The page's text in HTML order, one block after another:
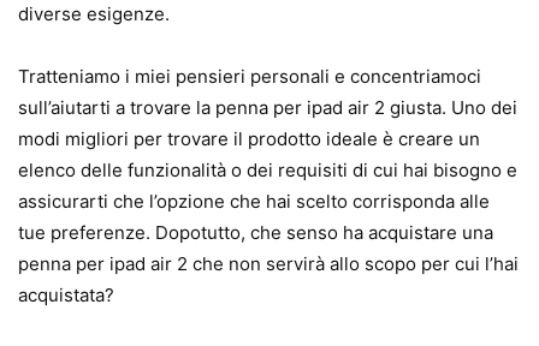
diverse esigenze.
Tratteniamo i miei pensieri personali e concentriamoci
sull’aiutarti a trovare la penna per ipad air 2 giusta. Uno dei
modi migliori per trovare il prodotto ideale è creare un
elenco delle funzionalità o dei requisiti di cui hai bisogno e
assicurarti che l’opzione che hai scelto corrisponda alle
tue preferenze. Dopotutto, che senso ha acquistare una
penna per ipad air 2 che non servirà allo scopo per cui l’hai
acquistata?